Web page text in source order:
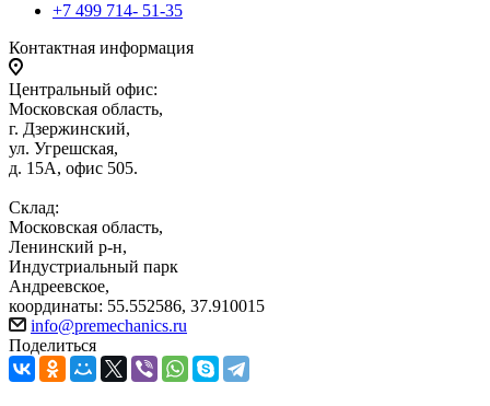
+7 499 714- 51-35
Контактная информация
Центральный офис:
Московская область,
г. Дзержинский,
ул. Угрешская,
д. 15А, офис 505.
Склад:
Московская область,
Ленинский р-н,
Индустриальный парк
Андреевское,
координаты: 55.552586, 37.910015
info@premechanics.ru
Поделиться